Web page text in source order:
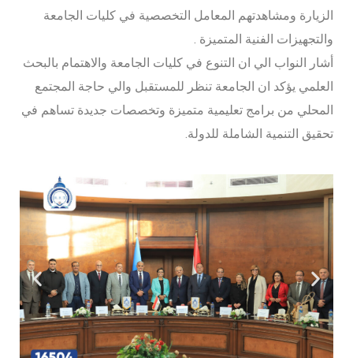
الزيارة ومشاهدتهم المعامل التخصصية في كليات الجامعة
والتجهيزات الفنية المتميزة .
أشار النواب الي ان التنوع في كليات الجامعة والاهتمام بالبحث
العلمي يؤكد ان الجامعة تنظر للمستقبل والي حاجة المجتمع
المحلي من برامج تعليمية متميزة وتخصصات جديدة تساهم في
تحقيق التنمية الشاملة للدولة.